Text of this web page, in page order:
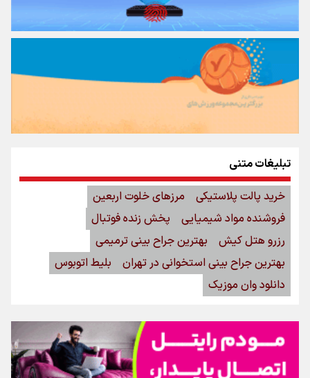
تبلیغات متنی
خرید پالت پلاستیکی
مرزهای خلوت اربعین
فروشنده مواد شیمیایی
پخش زنده فوتبال
رزرو هتل کیش
بهترین جراح بینی ترمیمی
بهترین جراح بینی استخوانی در تهران
بلیط اتوبوس
دانلود وان موزیک